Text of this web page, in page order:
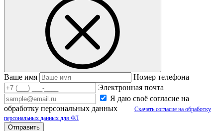
Ваше имя
Номер телефона
Электронная почта
Я даю своё согласие на
обработку персональных данных
Скачать согласие на обработку
персональных данных для ФЛ